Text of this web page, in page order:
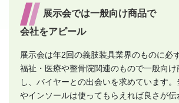
展示会では一般向け商品で
会社をアピール
展示会は年2回の義肢装具業界のものに必
福祉・医療や整骨院関連のもので一般向
し、バイヤーとの出会いを求めています。
やインソールは使ってもらえれば良さが